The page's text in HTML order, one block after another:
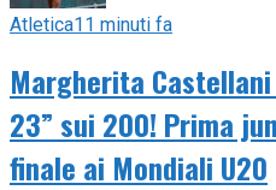
Atletica11 minuti fa
Margherita
23” sui 200! Prima
finale ai Mondiali U20